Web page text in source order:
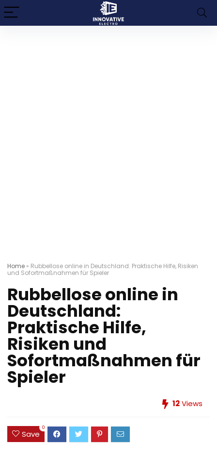
Home » Rubbellose online in Deutschland: Praktische Hilfe, Risiken
und Sofortmaßnahmen für Spieler
Rubbellose online in
Deutschland:
Praktische Hilfe,
Risiken und
Sofortmaßnahmen für
Spieler
12Views
Save
0